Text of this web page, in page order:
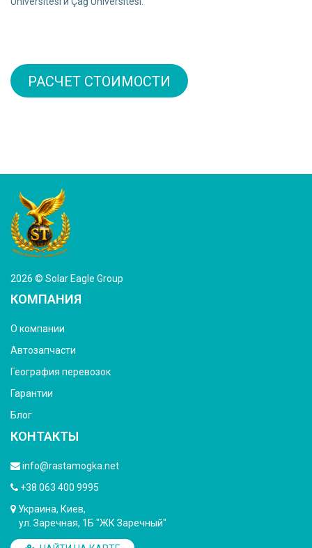
РАСЧЕТ СТОИМОСТИ
2026 © Solar Eagle Group
КОМПАНИЯ
О компании
Автозапчасти
География перевозок
Гарантии
Блог
КОНТАКТЫ
info@rastamogka.net
+38 063 400 9995
Украина, Киев,
ул. Заречная, 1Б "ЖК Заречный"